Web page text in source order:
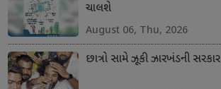
ચાલશે
August 06, Thu, 2026
છાત્રો સામે ઝૂકી ઝારખંડની સરકાર